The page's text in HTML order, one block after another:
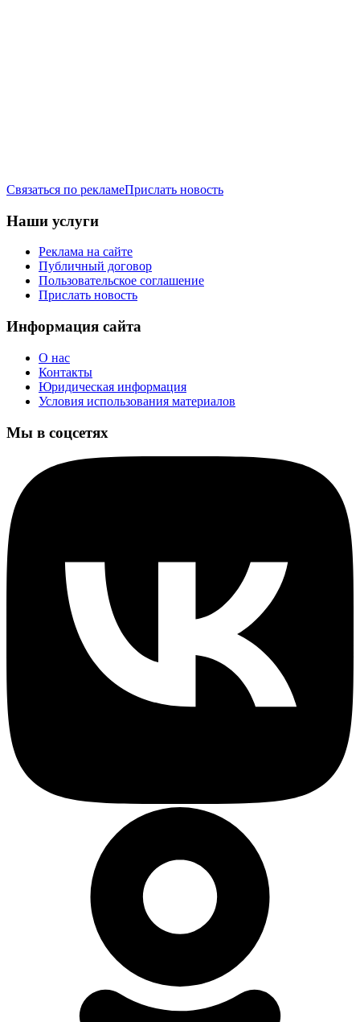
Связаться по рекламеПрислать новость
Наши услуги
Реклама на сайте
Публичный договор
Пользовательское соглашение
Прислать новость
Информация сайта
О нас
Контакты
Юридическая информация
Условия использования материалов
Мы в соцсетях